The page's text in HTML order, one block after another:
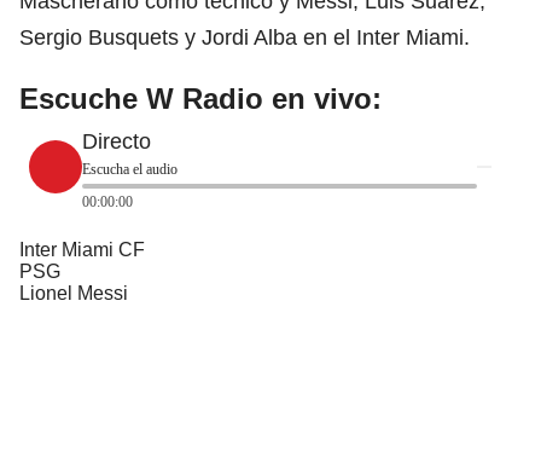
Sergio Busquets y Jordi Alba en el Inter Miami.
Escuche W Radio en vivo:
Directo
Escucha el audio
00:00:00
Inter Miami CF
PSG
Lionel Messi